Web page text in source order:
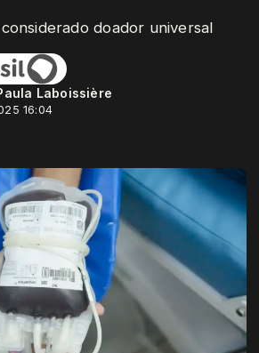
doador universal
Laboissière
16:04